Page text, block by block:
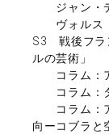
ジャン・デ
ヴォルス
S3 戦後フラ
ルの芸術」
コラム：ア
コラム：
コラム：ア
向ーコブラと